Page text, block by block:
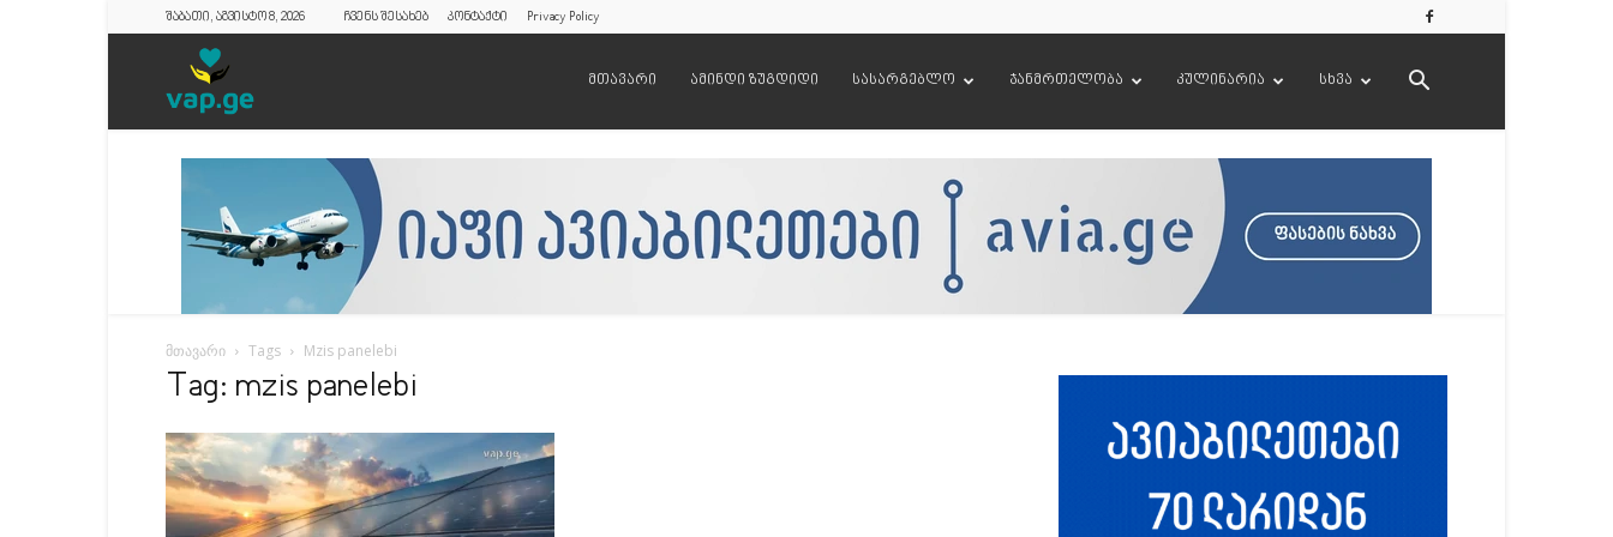
შაბათი, აგვისტო 8, 2026 ჩვენს შესახებ კონტაქტი Privacy Policy
მთავარი ამინდი ზუგდიდი სასარგებლო ჯანმრთელობა კულინარია სხვა
მთავარი Tags Mzis panelebi
Tag: mzis panelebi